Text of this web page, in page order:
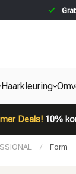
Haarkleuring
Deals!10%
/ Form